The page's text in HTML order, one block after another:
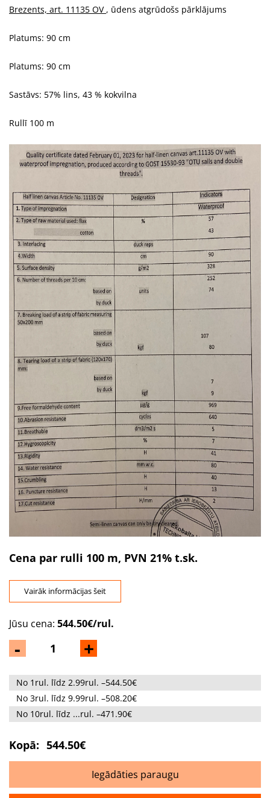
Brezents, art. 11135 OV , ūdens atgrūdošs pārklājums
Platums: 90 cm
Platums: 90 cm
Sastāvs: 57% lins, 43 % kokvilna
Rullī 100 m
Cena par rulli 100 m, PVN 21% t.sk.
Vairāk informācijas šeit
- +
Jūsu cena: 544.50€/rul.
No 1rul. līdz 2.99rul. –544.50€
No 3rul. līdz 9.99rul. –508.20€
No 10rul. līdz ...rul. –471.90€
Kopā: 544.50€
Iegādāties paraugu